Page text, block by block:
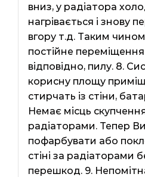
вниз, у радіатора
нагрівається і знову
вгору т.д. Таким
постійне переміщення
відповідно, пилу. 8.
корисну площу
стирчать із стіни,
Немає місць скупчення
радіаторами. Тепер
пофарбувати або
стіні за радіаторами
перешкод. 9. Непомітна